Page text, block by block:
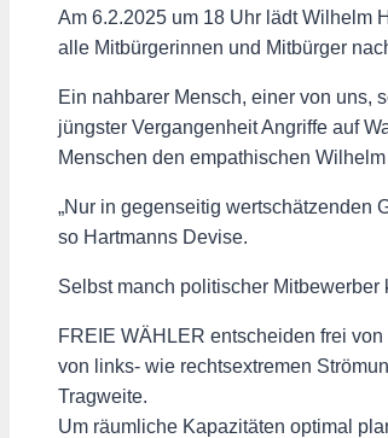
Am 6.2.2025 um 18 Uhr lädt Wilhelm
alle Mitbürgerinnen und Mitbürger
Ein nahbarer Mensch, einer von uns,
jüngster Vergangenheit Angriffe auf
Menschen den empathischen
„Nur in gegenseitig wertschätzenden
so Hartmanns Devise.
Selbst manch politischer
FREIE WÄHLER entscheiden frei
von links- wie rechtsextremen
Tragweite.
Um räumliche Kapazitäten optimal